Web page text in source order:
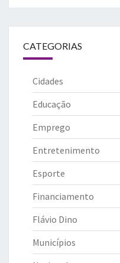
CATEGORIAS
Cidades
Educação
Emprego
Entretenimento
Esporte
Financiamento
Flávio Dino
Municípios